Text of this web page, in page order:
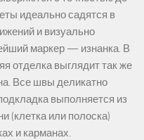
идеально садятся в
и визуально
маркер — изнанка. В
отделка выглядит так же
Все швы деликатно
выполняется из
(клетка или полоска)
и карманах.